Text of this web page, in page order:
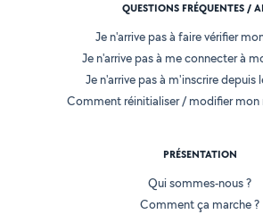
QUESTIONS FRÉQUENTES /
Je n'arrive pas à faire vérifier
Je n'arrive pas à me connecter à
Je n'arrive pas à m'inscrire depuis
Comment réinitialiser / modifier mon
PRÉSENTATION
Qui sommes-nous ?
Comment ça marche ?